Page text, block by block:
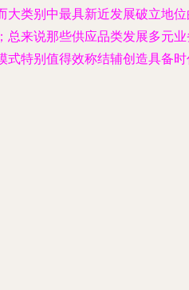
类别中最具新近发展破立地
来说那些供应品类发展多元
特别值得效称结辅创造具备